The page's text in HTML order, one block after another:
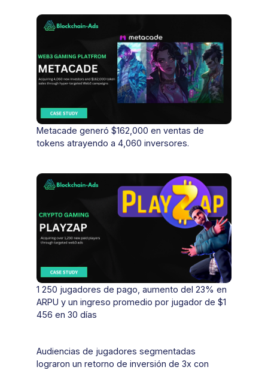
Metacade generó $162,000 en ventas de
tokens atrayendo a 4,060 inversores.
1 250 jugadores de pago, aumento del 23% en
ARPU y un ingreso promedio por jugador de $1
456 en 30 días
Audiencias de jugadores segmentadas
lograron un retorno de inversión de 3x con